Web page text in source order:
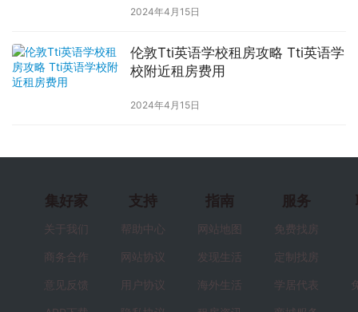
2024年4月15日
伦敦Tti英语学校租房攻略 Tti英语学
校附近租房费用
2024年4月15日
集好家
关于我们
商务合作
意见反馈
支持
帮助中心
网站协议
用户协议
指南
网站地图
发现生活
海外生活
服务
免费找房
定制找房
学居代表